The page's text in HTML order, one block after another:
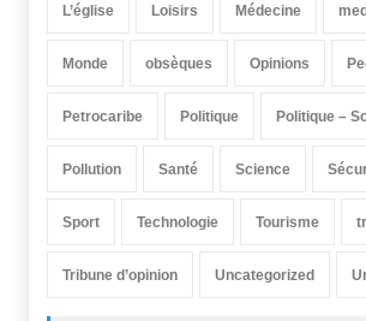
L’église Loisirs Médecine
Monde obsèques Opinions
Petrocaribe Politique Politique –
Pollution Santé Science
Sport Technologie Tourisme
Tribune d’opinion Uncategorized